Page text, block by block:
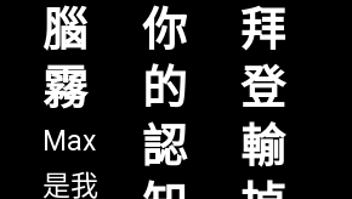
腦
霧
Max
是我
你
的
認
拜
登
輸